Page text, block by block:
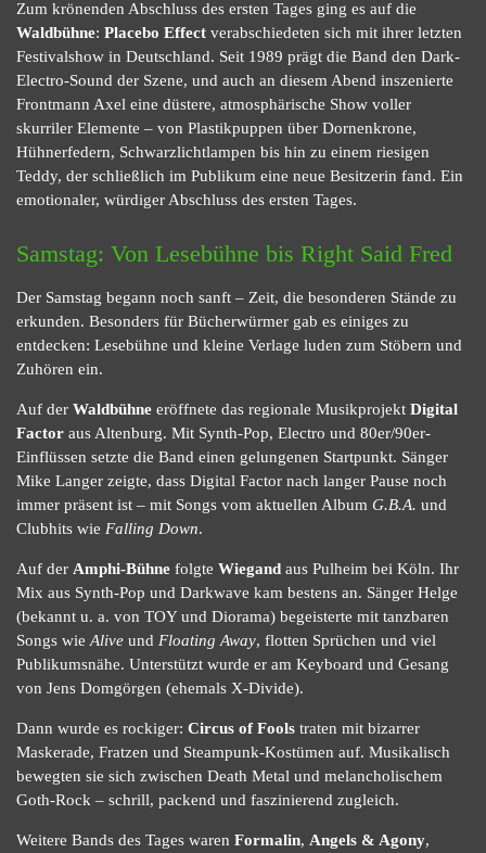
Zum krönenden Abschluss des ersten Tages ging es auf die
Waldbühne: Placebo Effect verabschiedeten sich mit ihrer letzten
Festivalshow in Deutschland. Seit 1989 prägt die Band den Dark-
Electro-Sound der Szene, und auch an diesem Abend inszenierte
Frontmann Axel eine düstere, atmosphärische Show voller
skurriler Elemente – von Plastikpuppen über Dornenkrone,
Hühnerfedern, Schwarzlichtlampen bis hin zu einem riesigen
Teddy, der schließlich im Publikum eine neue Besitzerin fand. Ein
emotionaler, würdiger Abschluss des ersten Tages.
Samstag: Von Lesebühne bis Right Said Fred
Der Samstag begann noch sanft – Zeit, die besonderen Stände zu
erkunden. Besonders für Bücherwürmer gab es einiges zu
entdecken: Lesebühne und kleine Verlage luden zum Stöbern und
Zuhören ein.
Auf der Waldbühne eröffnete das regionale Musikprojekt Digital
Factor aus Altenburg. Mit Synth-Pop, Electro und 80er/90er-
Einflüssen setzte die Band einen gelungenen Startpunkt. Sänger
Mike Langer zeigte, dass Digital Factor nach langer Pause noch
immer präsent ist – mit Songs vom aktuellen Album G.B.A. und
Clubhits wie Falling Down.
Auf der Amphi-Bühne folgte Wiegand aus Pulheim bei Köln. Ihr
Mix aus Synth-Pop und Darkwave kam bestens an. Sänger Helge
(bekannt u. a. von TOY und Diorama) begeisterte mit tanzbaren
Songs wie Alive und Floating Away, flotten Sprüchen und viel
Publikumsnähe. Unterstützt wurde er am Keyboard und Gesang
von Jens Domgörgen (ehemals X-Divide).
Dann wurde es rockiger: Circus of Fools traten mit bizarrer
Maskerade, Fratzen und Steampunk-Kostümen auf. Musikalisch
bewegten sie sich zwischen Death Metal und melancholischem
Goth-Rock – schrill, packend und faszinierend zugleich.
Weitere Bands des Tages waren Formalin, Angels & Agony,